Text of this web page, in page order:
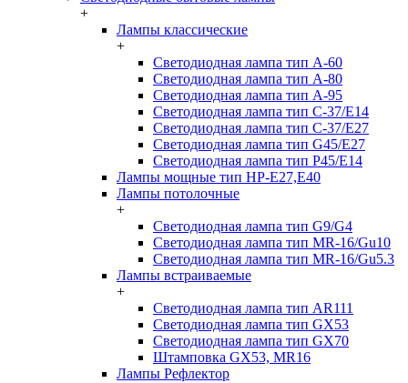
+
Лампы классические
+
Светодиодная лампа тип A-60
Светодиодная лампа тип A-80
Светодиодная лампа тип A-95
Светодиодная лампа тип C-37/Е14
Светодиодная лампа тип C-37/Е27
Светодиодная лампа тип G45/E27
Светодиодная лампа тип P45/E14
Лампы мощные тип HP-E27,E40
Лампы потолочные
+
Светодиодная лампа тип G9/G4
Светодиодная лампа тип MR-16/Gu10
Светодиодная лампа тип MR-16/Gu5.3
Лампы встраиваемые
+
Светодиодная лампа тип AR111
Светодиодная лампа тип GX53
Светодиодная лампа тип GX70
Штамповка GX53, MR16
Лампы Рефлектор